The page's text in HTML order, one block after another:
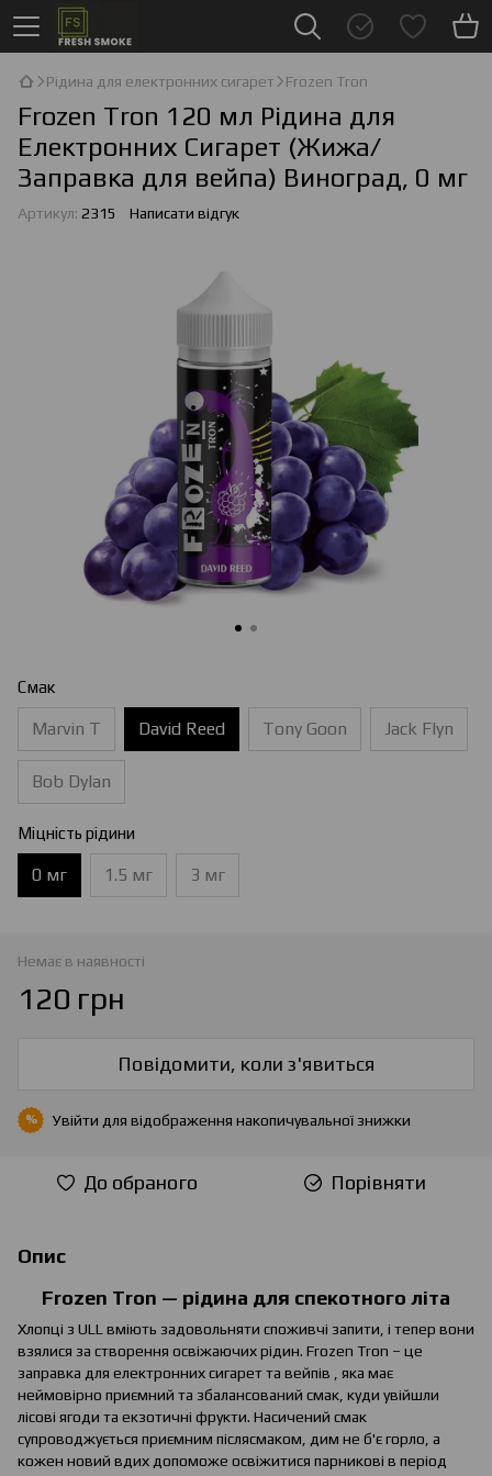
Рідина для електронних сигарет Frozen Tron
Frozen Tron 120 мл Рідина для
Електронних Сигарет (Жижа/
Заправка для вейпа) Виноград, 0 мг
Артикул: 2315 Написати відгук
Смак
Marvin T David Reed Tony Goon Jack Flyn
Bob Dylan
Міцність рідини
0 мг 1.5 мг 3 мг
Немає в наявності
120 грн
Повідомити, коли з'явиться
% Увійти для відображення накопичувальної знижки
До обраного Порівняти
Опис
Frozen Tron — рідина для спекотного літа
Хлопці з ULL вміють задовольняти споживчі запити, і тепер вони
взялися за створення освіжаючих рідин. Frozen Tron – це
заправка для електронних сигарет та вейпів , яка має
неймовірно приємний та збалансований смак, куди увійшли
лісові ягоди та екзотичні фрукти. Насичений смак
супроводжується приємним післясмаком, дим не б'є горло, а
кожен новий вдих допоможе освіжитися парникові в період